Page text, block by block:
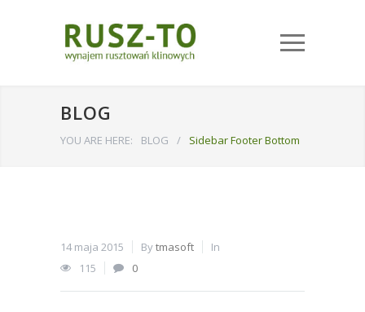
BLOG
YOU ARE HERE: BLOG / Sidebar Footer Bottom
14 maja 2015 Bytmasoft
In
115
0